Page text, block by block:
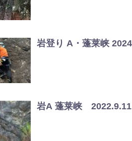
岩登り A・蓬莱峡
岩A 蓬莱峡 2022.9.11